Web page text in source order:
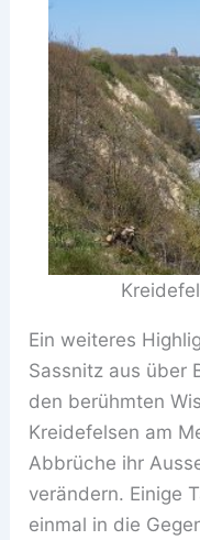
Ein weiteres
Sassnitz aus über
den berühmten
Kreidefelsen am
Abbrüche ihr
verändern. Einige
einmal in die